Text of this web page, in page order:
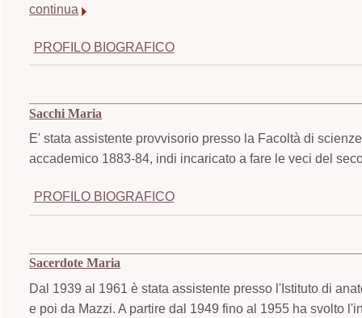
continua
PROFILO BIOGRAFICO
Sacchi Maria
E' stata assistente provvisorio presso la Facoltà di
accademico 1883-84, indi incaricato a fare le veci del
PROFILO BIOGRAFICO
Sacerdote Maria
Dal 1939 al 1961 è stata assistente presso l'Istituto di
e poi da Mazzi. A partire dal 1949 fino al 1955 ha svolto